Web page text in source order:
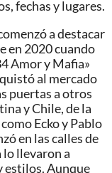
fechas y lugares.
a destacar
en 2020 cuando
Amor y Mafia»
al mercado
puertas a otros
y Chile, de la
Ecko y Pablo
en las calles de
lo llevaron a
estilos. Aunque